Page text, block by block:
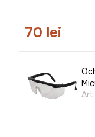
70 lei
Art: